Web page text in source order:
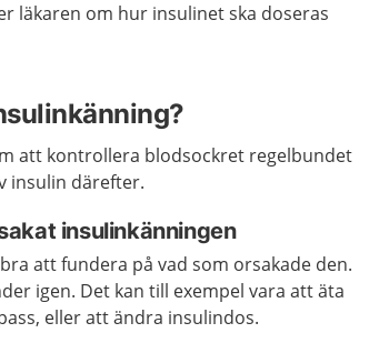
läkaren om hur insulinet ska doseras
att kontrollera blodsockret regelbundet
insulin därefter.
insulinkänningen
att fundera på vad som orsakade den.
igen. Det kan till exempel vara att äta
eller att ändra insulindos.